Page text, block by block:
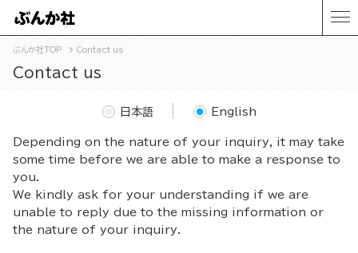
ぶんか社TOP Contact us
Contact us
Depending on the nature of your inquiry, it may take
some time before we are able to make a response to
you.
We kindly ask for your understanding if we are
unable to reply due to the missing information or
the nature of your inquiry.
日本語 English